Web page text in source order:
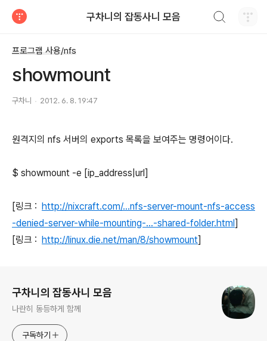
구차니의 잡동사니 모음
프로그램 사용/nfs
showmount
구차니 2012. 6. 8. 19:47
원격지의 nfs 서버의 exports 목록을 보여주는 명령어이다.
$ showmount -e [ip_address|url]
[링크 : http://nixcraft.com/...nfs-server-mount-nfs-access
-denied-server-while-mounting-...-shared-folder.html]
[링크 : http://linux.die.net/man/8/showmount]
구차니의 잡동사니 모음
나란히 동등하게 함께
구독하기